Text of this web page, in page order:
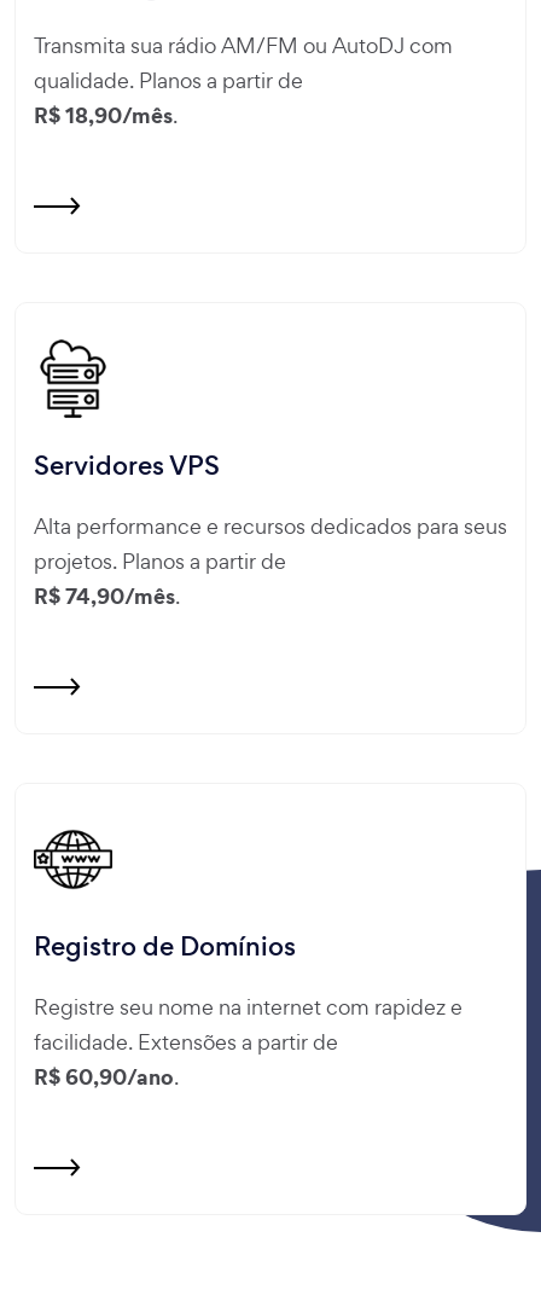
Transmita sua rádio AM/FM ou AutoDJ com
qualidade. Planos a partir de
R$ 18,90/mês.
Servidores VPS
Alta performance e recursos dedicados para seus
projetos. Planos a partir de
R$ 74,90/mês.
Registro de Domínios
Registre seu nome na internet com rapidez e
facilidade. Extensões a partir de
R$ 60,90/ano.